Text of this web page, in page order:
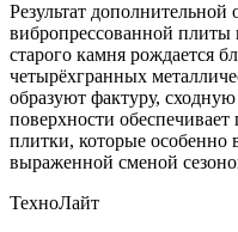
Результат дополнительной
вибропрессованной
старого камня рождается
четырёхгранных
образуют фактуру,
поверхности обеспечивает
плитки, которые особенно
выраженной сменой
ТехноЛайт